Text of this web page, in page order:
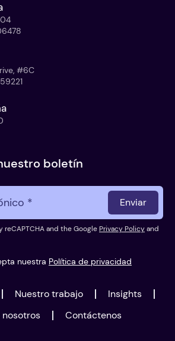
#6C
boletín
Enviar
and the GooglePrivacy Policyand
nuestra Política de privacidad
Nuestro trabajo
Insights
nosotros
Contáctenos